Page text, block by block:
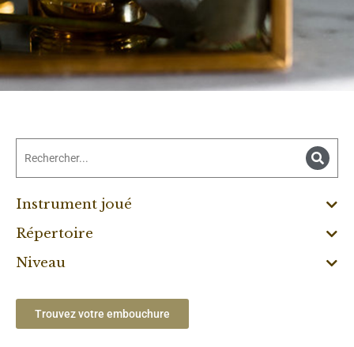
Instrument joué
Répertoire
Niveau
Trouvez votre embouchure